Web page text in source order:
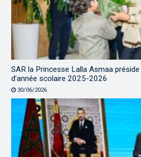
SAR la Princesse Lalla Asmaa
d’année scolaire 2025-2026
30/06/2026